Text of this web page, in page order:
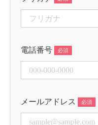
電話番号
メールアドレス